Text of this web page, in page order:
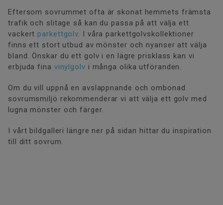
Eftersom sovrummet ofta är skonat hemmets främsta
trafik och slitage så kan du passa på att välja ett
vackertparkettgolv. I våra parkettgolvskollektioner
finns ett stort utbud av mönster och nyanser att välja
bland. Önskar du ett golv i en lägre prisklass kan vi
erbjuda fina vinylgolv i många olika utföranden.
Om du vill uppnå en avslappnande och ombonad
sovrumsmiljö rekommenderar vi att välja ett golv med
lugna mönster och färger.
I vårt bildgalleri längre ner på sidan hittar du inspiration
till ditt sovrum.